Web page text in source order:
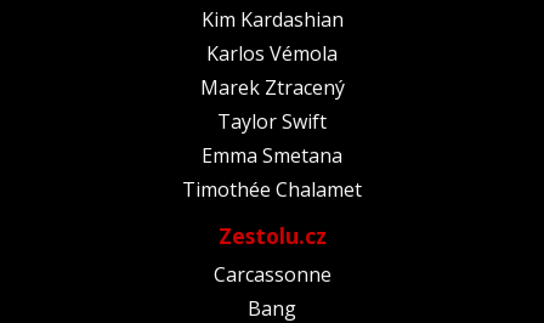
Kim Kardashian
Karlos Vémola
Marek Ztracený
Taylor Swift
Emma Smetana
Timothée Chalamet
Zestolu.cz
Carcassonne
Bang